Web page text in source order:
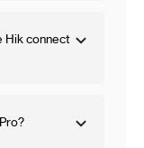
Hik connect